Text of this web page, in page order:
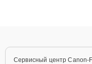
Сервисный центр Canon-